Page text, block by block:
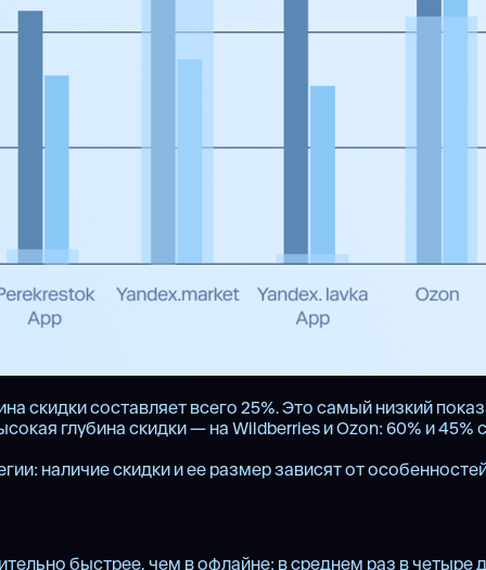
скидки составляет всего 25%. Это самый низкий
глубина скидки — на Wildberries и Ozon: 60% и 45%
наличие скидки и ее размер зависят от
быстрее, чем в офлайне: в среднем раз в четыре